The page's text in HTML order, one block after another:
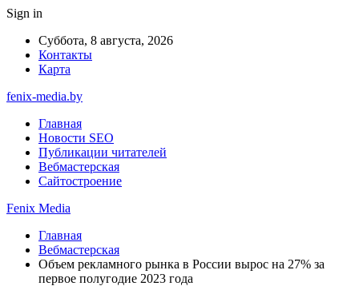
Sign in
Суббота, 8 августа, 2026
Контакты
Карта
fenix-media.by
Главная
Новости SEO
Публикации читателей
Вебмастерская
Сайтостроение
Fenix Media
Главная
Вебмастерская
Объем рекламного рынка в России вырос на 27% за
первое полугодие 2023 года